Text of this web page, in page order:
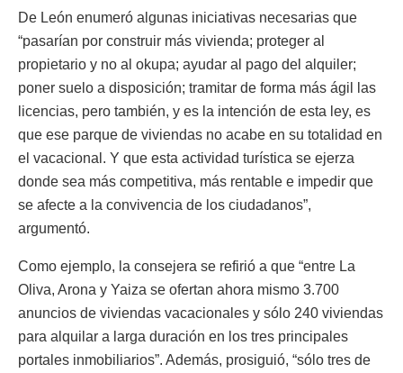
De León enumeró algunas iniciativas necesarias que
“pasarían por construir más vivienda; proteger al
propietario y no al okupa; ayudar al pago del alquiler;
poner suelo a disposición; tramitar de forma más ágil las
licencias, pero también, y es la intención de esta ley, es
que ese parque de viviendas no acabe en su totalidad en
el vacacional. Y que esta actividad turística se ejerza
donde sea más competitiva, más rentable e impedir que
se afecte a la convivencia de los ciudadanos”,
argumentó.
Como ejemplo, la consejera se refirió a que “entre La
Oliva, Arona y Yaiza se ofertan ahora mismo 3.700
anuncios de viviendas vacacionales y sólo 240 viviendas
para alquilar a larga duración en los tres principales
portales inmobiliarios”. Además, prosiguió, “sólo tres de